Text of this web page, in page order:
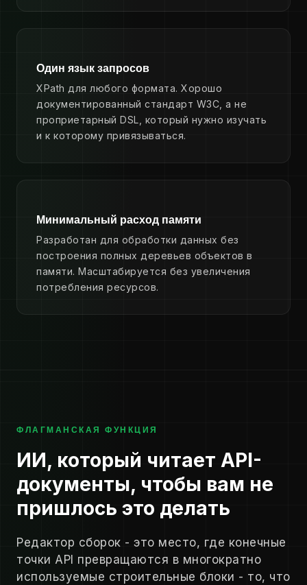
Один язык запросов
XPath для любого формата. Хорошо
документированный стандарт W3C, а не
проприетарный DSL, который нужно изучать
и к которому привязываться.
Минимальный расход памяти
Разработан для обработки данных без
построения полных деревьев объектов в
памяти. Масштабируется без увеличения
потребления ресурсов.
ФЛАГМАНСКАЯ ФУНКЦИЯ
ИИ, который читает API-
документы, чтобы вам не
пришлось это делать
Редактор сборок - это место, где конечные
точки API превращаются в многократно
используемые строительные блоки - то, что